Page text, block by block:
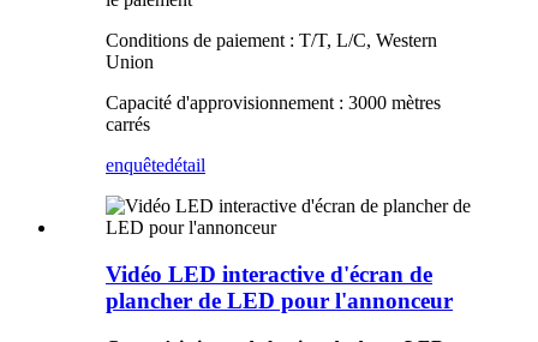
Conditions de paiement : T/T, L/C, Western
Union
Capacité d'approvisionnement : 3000 mètres
carrés
enquêtedétail
Vidéo LED interactive d'écran de
plancher de LED pour l'annonceur